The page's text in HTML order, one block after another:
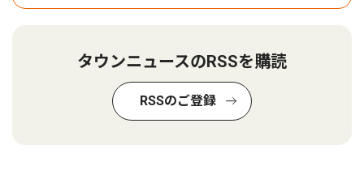
タウンニュースのRSSを購読
RSSのご登録